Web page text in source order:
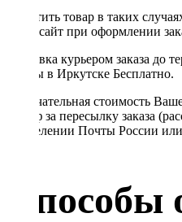
Оплатить товар в таких
через сайт при оформлении
Доставка курьером заказа до
Почты в Иркутске Бесплатно.
Окончательная стоимость
Тариф за пересылку заказа
в отделении Почты России